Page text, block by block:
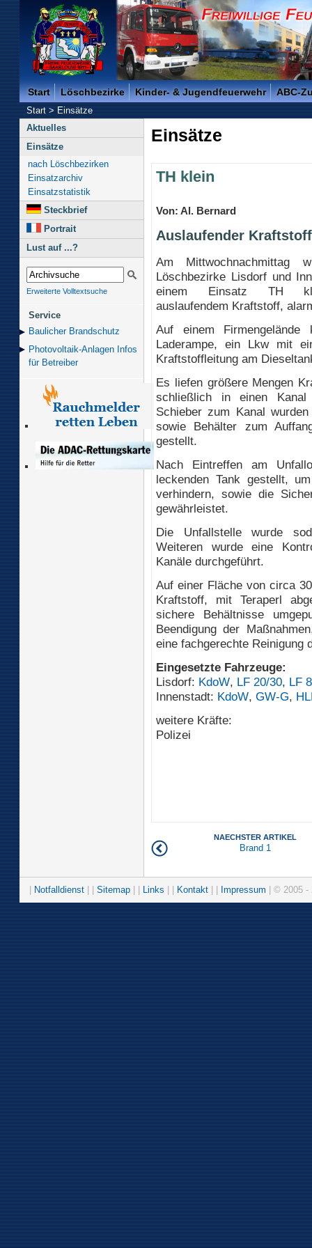
Freiwillige Feuerwehr der Kreisstadt Saarlouis -
Start Löschbezirke Kinder- & Jugendfeuerwehr ABC-
Start>Einsätze
Aktuelles
Einsätze
nach Löschbezirken
Einsatzarchiv
Einsatzstatistik
Steckbrief
Portrait
Lust auf ...?
Erweiterte Volltextsuche
Service
Baulicher Brand­schutz
Photovoltaik-Anlagen Infos
für Betreiber
Einsätze
TH klein
Von: Al. Bernard
Auslaufender
Am Mittwochnachmittag
Löschbezirke Lisdorf und
einem Einsatz TH
auslaufendem Kraftstoff,
Auf einem
Laderampe, ein Lkw mit
Kraftstoffleitung am
Es liefen größere Mengen
schließlich in einen Kanal
Schieber zum Kanal
sowie Behälter zum
gestellt.
Nach Eintreffen am
leckenden Tank gestellt,
verhindern, sowie die
gewährleistet.
Die Unfallstelle wurde
Weiteren wurde eine
Kanäle durchgeführt.
Auf einer Fläche von circa
Kraftstoff, mit Teraperl
sichere Behältnisse
Beendigung der
eine fachgerechte Reinigung
Eingesetzte Fahrzeuge:
Lisdorf: KdoW, LF 20/30, LF 8
Innenstadt: KdoW, GW-G,
weitere Kräfte:
Polizei
NAECHSTER ARTIKEL
Brand 1
Notfalldienst Sitemap Links Kontakt Impressum | © 2005 -